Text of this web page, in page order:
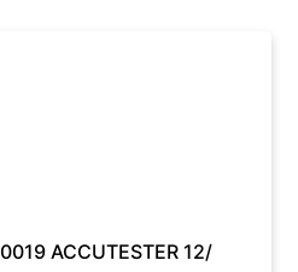
ACCUTESTER 12/